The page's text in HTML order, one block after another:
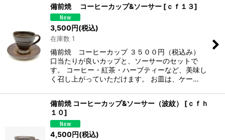
備前焼 コーヒーカップ&ソーサー [ ｃｆ１３]
3,500円(税込)
在庫数 1
備前焼 コーヒーカップ ３５００円（税込み）
口当たりが良いカップと、ソーサーのセットで
す。 コーヒー・紅茶・ハーブティーなど、美味し
く召し上がっていただけます。 お皿は、ケー…
備前焼 コーヒーカップ&ソーサー（波紋） [ ｃｆｈ
１０]
4,500円(税込)